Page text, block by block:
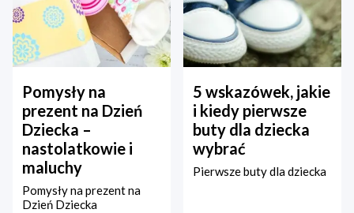
Pomysły na
prezent na Dzień
Dziecka –
nastolatkowie i
maluchy
Pomysły na prezent na
Dzień Dziecka
5 wskazówek, jakie
i kiedy pierwsze
buty dla dziecka
wybrać
Pierwsze buty dla dziecka